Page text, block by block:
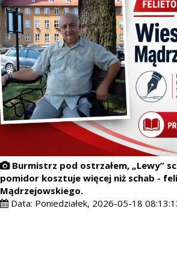
Burmistrz pod ostrzałem, „Lewy”
pomidor kosztuje więcej niż schab -
Mądrzejowskiego.
Data: Poniedziałek, 2026-05-18